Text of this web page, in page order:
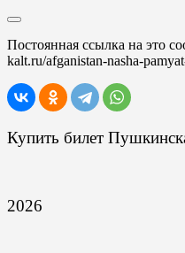
Постоянная ссылка на это
kalt.ru/afganistan-nasha-
Купить билет
2026